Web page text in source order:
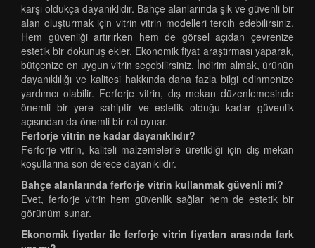
karşı oldukça dayanıklıdır. Bahçe alanlarında şık ve güvenli bir
alan oluşturmak için vitrin vitrin modelleri tercih edebilirsiniz.
Hem güvenliği artırırken hem de görsel açıdan çevrenize
estetik bir dokunuş ekler. Ekonomik fiyat araştırması yaparak,
bütçenize en uygun vitrin seçebilirsiniz. İndirim almak, ürünün
dayanıklılığı ve kalitesi hakkında daha fazla bilgi edinmenize
yardımcı olabilir. Ferforje vitrin, dış mekan düzenlemesinde
önemli bir yere sahiptir ve estetik olduğu kadar güvenlik
açısından da önemli bir rol oynar.
Ferforje vitrin ne kadar dayanıklıdır?
Ferforje vitrin, kaliteli malzemelerle üretildiği için dış mekan
koşullarına son derece dayanıklıdır.
Bahçe alanlarında ferforje vitrin kullanmak güvenli mi?
Evet, ferforje vitrin hem güvenlik sağlar hem de estetik bir
görünüm sunar.
Ekonomik fiyatlar ile ferforje vitrin fiyatları arasında fark